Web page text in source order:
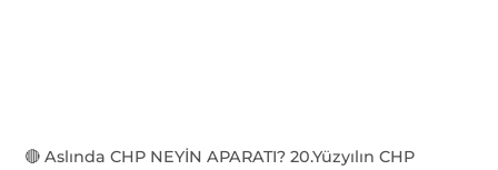
🔴 Aslında CHP NEYİN APARATI? 20.Yüzyılın CHP